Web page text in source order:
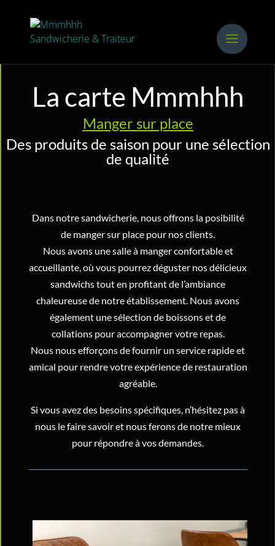
La carte Mmmhhh
Manger sur place
Des produits de saison pour une sélection
de qualité
Dans notre sandwicherie, nous offrons la posibilité
de manger sur place pour nos clients.
Nous avons une salle à manger confortable et
accueillante, où vous pourrez déguster nos délicieux
sandwichs tout en profitant de l’ambiance
chaleureuse de notre établissement. Nous avons
également une sélection de boissons et de
collations pour accompagner votre repas.
Nous nous efforçons de fournir un service rapide et
amical pour rendre votre expérience de restauration
agréable.
Si vous avez des besoins spécifiques, n’hésitez pas à
nous le faire savoir et nous ferons de notre mieux
pour répondre à vos demandes.